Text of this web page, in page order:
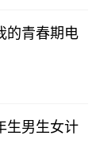
的青春期电
生男生女计